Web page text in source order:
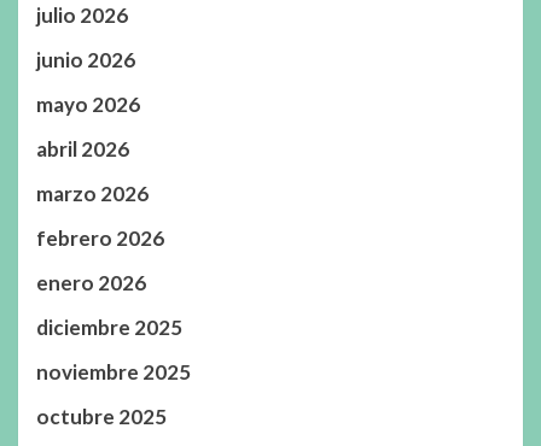
julio 2026
junio 2026
mayo 2026
abril 2026
marzo 2026
febrero 2026
enero 2026
diciembre 2025
noviembre 2025
octubre 2025